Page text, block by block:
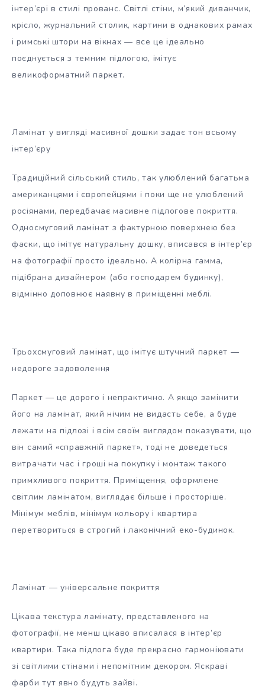
інтер’єрі в стилі прованс. Світлі стіни, м’який диванчик,
крісло, журнальний столик, картини в однакових рамах
і римські штори на вікнах — все це ідеально
поєднується з темним підлогою, імітує
великоформатний паркет.
Ламінат у вигляді масивної дошки задає тон всьому
інтер’єру
Традиційний сільський стиль, так улюблений багатьма
американцями і європейцями і поки ще не улюблений
росіянами, передбачає масивне підлогове покриття.
Односмуговий ламінат з фактурною поверхнею без
фаски, що імітує натуральну дошку, вписався в інтер’єр
на фотографії просто ідеально. А колірна гамма,
підібрана дизайнером (або господарем будинку),
відмінно доповнює наявну в приміщенні меблі.
Трьохсмуговий ламінат, що імітує штучний паркет —
недороге задоволення
Паркет — це дорого і непрактично. А якщо замінити
його на ламінат, який нічим не видасть себе, а буде
лежати на підлозі і всім своїм виглядом показувати, що
він самий «справжній паркет», тоді не доведеться
витрачати час і гроші на покупку і монтаж такого
примхливого покриття. Приміщення, оформлене
світлим ламінатом, виглядає більше і просторіше.
Мінімум меблів, мінімум кольору і квартира
перетвориться в строгий і лаконічний еко-будинок.
Ламінат — універсальне покриття
Цікава текстура ламінату, представленого на
фотографії, не менш цікаво вписалася в інтер’єр
квартири. Така підлога буде прекрасно гармоніювати
зі світлими стінами і непомітним декором. Яскраві
фарби тут явно будуть зайві.